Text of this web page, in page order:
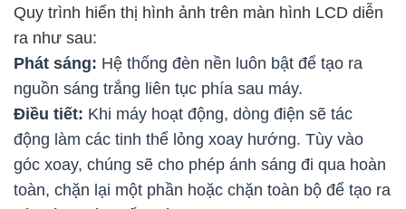
Quy trình hiển thị hình ảnh trên màn hình LCD diễn
ra như sau:
Phát sáng: Hệ thống đèn nền luôn bật để tạo ra
nguồn sáng trắng liên tục phía sau máy.
Điều tiết: Khi máy hoạt động, dòng điện sẽ tác
động làm các tinh thể lỏng xoay hướng. Tùy vào
góc xoay, chúng sẽ cho phép ánh sáng đi qua hoàn
toàn, chặn lại một phần hoặc chặn toàn bộ để tạo ra